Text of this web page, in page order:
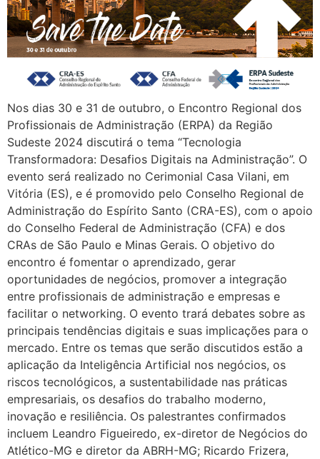
Nos dias 30 e 31 de outubro, o Encontro Regional dos
Profissionais de Administração (ERPA) da Região
Sudeste 2024 discutirá o tema “Tecnologia
Transformadora: Desafios Digitais na Administração”. O
evento será realizado no Cerimonial Casa Vilani, em
Vitória (ES), e é promovido pelo Conselho Regional de
Administração do Espírito Santo (CRA-ES), com o apoio
do Conselho Federal de Administração (CFA) e dos
CRAs de São Paulo e Minas Gerais. O objetivo do
encontro é fomentar o aprendizado, gerar
oportunidades de negócios, promover a integração
entre profissionais de administração e empresas e
facilitar o networking. O evento trará debates sobre as
principais tendências digitais e suas implicações para o
mercado. Entre os temas que serão discutidos estão a
aplicação da Inteligência Artificial nos negócios, os
riscos tecnológicos, a sustentabilidade nas práticas
empresariais, os desafios do trabalho moderno,
inovação e resiliência. Os palestrantes confirmados
incluem Leandro Figueiredo, ex-diretor de Negócios do
Atlético-MG e diretor da ABRH-MG; Ricardo Frizera,